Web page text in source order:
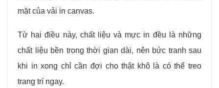
mặt của vải in canvas.
Từ hai điều này, chất liệu và mực in đều là những
chất liệu bền trong thời gian dài, nên bức tranh sau
khi in xong chỉ cần đợi cho thật khô là có thể treo
trang trí ngay.